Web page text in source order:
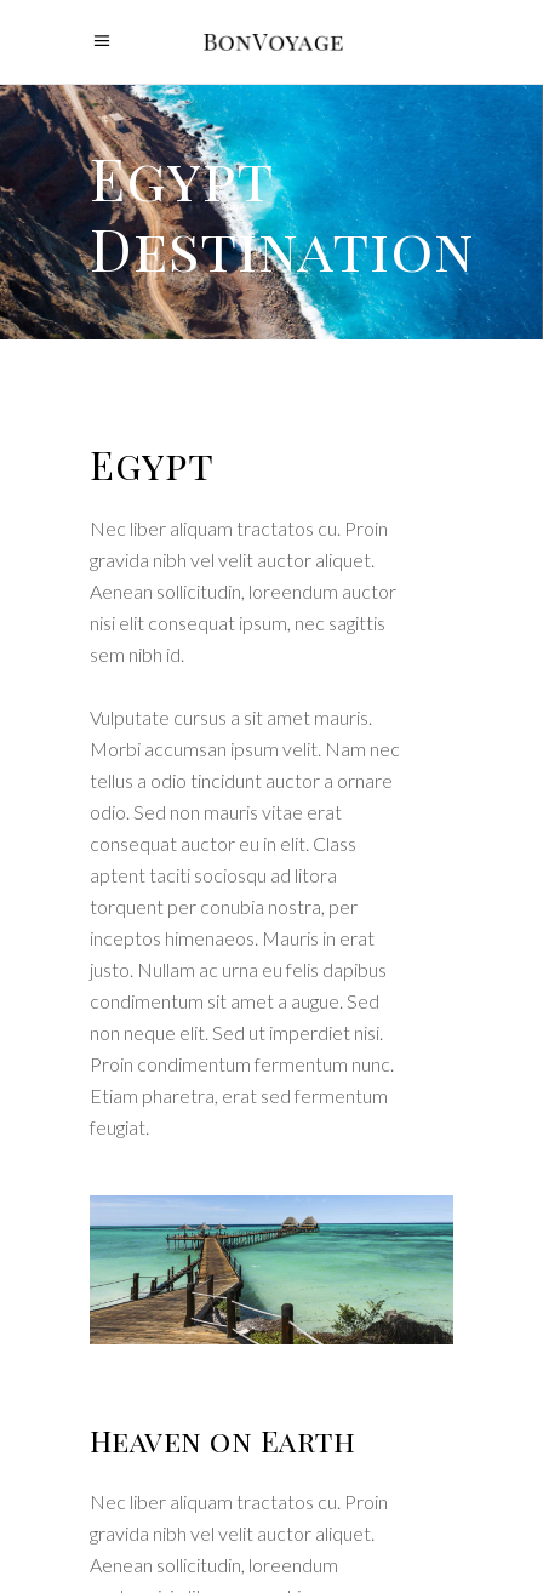
Egypt
Destination
Egypt
Nec liber aliquam tractatos cu. Proin
gravida nibh vel velit auctor aliquet.
Aenean sollicitudin, loreendum auctor
nisi elit consequat ipsum, nec sagittis
sem nibh id.
Vulputate cursus a sit amet mauris.
Morbi accumsan ipsum velit. Nam nec
tellus a odio tincidunt auctor a ornare
odio. Sed non mauris vitae erat
consequat auctor eu in elit. Class
aptent taciti sociosqu ad litora
torquent per conubia nostra, per
inceptos himenaeos. Mauris in erat
justo. Nullam ac urna eu felis dapibus
condimentum sit amet a augue. Sed
non neque elit. Sed ut imperdiet nisi.
Proin condimentum fermentum nunc.
Etiam pharetra, erat sed fermentum
feugiat.
Heaven on Earth
Nec liber aliquam tractatos cu. Proin
gravida nibh vel velit auctor aliquet.
Aenean sollicitudin, loreendum